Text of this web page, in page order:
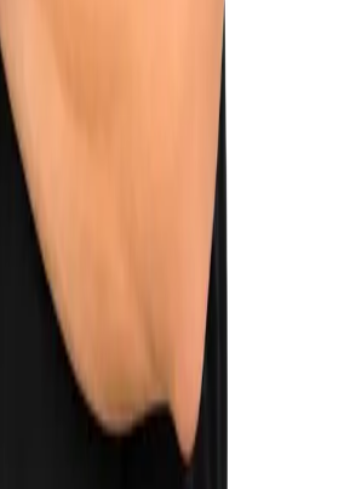
vorbehalten.